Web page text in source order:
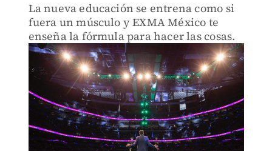
La nueva educación se entrena como si
fuera un músculo y EXMA México te
enseña la fórmula para hacer las cosas.